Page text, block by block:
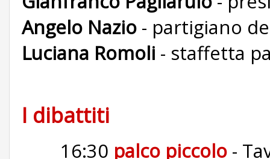
Angelo Nazio - partigiano
Luciana Romoli - staffetta
I dibattiti
16:30 palco piccolo -